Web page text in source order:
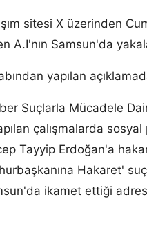
sitesi X üzerinden
A.I'nın Samsun'da
yapılan
Suçlarla Mücadele
çalışmalarda
Tayyip Erdoğan'a
Hakaret'
ikamet ettiği